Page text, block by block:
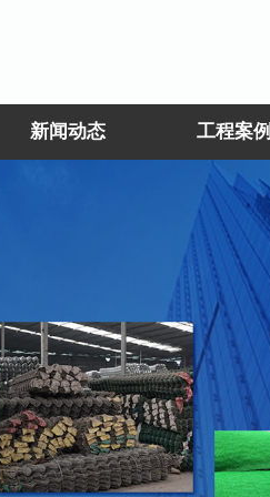
新闻动态 工程案例